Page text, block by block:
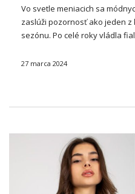
Vo svetle meniacich sa
zaslúži pozornosť ako jeden
sezónu. Po celé roky vládla
eleganciou. Preto stojí …
27 marca 2024